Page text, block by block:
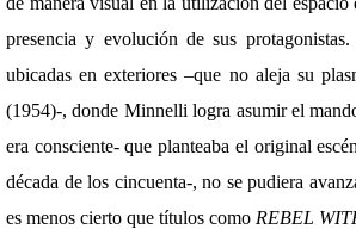
presencia y evolución de sus
ubicadas en exteriores –que no aleja su
(1954)-, donde Minnelli logra asumir el
era consciente- que planteaba el original
década de los cincuenta-, no se pudiera
es menos cierto que títulos como REBEL